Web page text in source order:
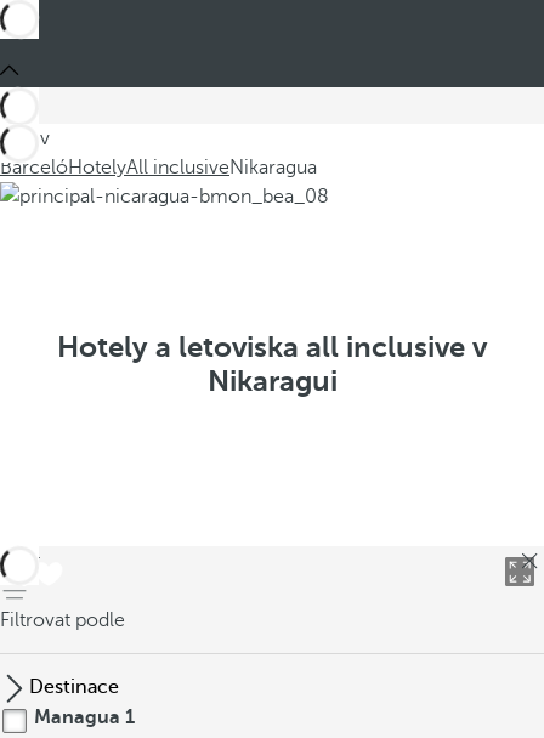
Jste v
BarcelóHotelyAll inclusiveNikaragua
Hotely a letoviska all inclusive v
Nikaragui
Zpět
Filtrovat podle
Destinace
Managua 1